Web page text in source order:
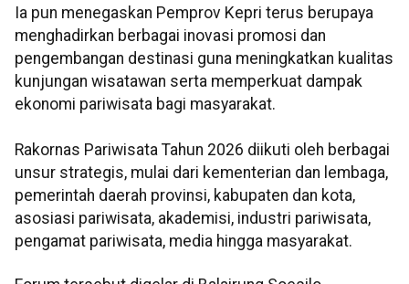
Ia pun menegaskan Pemprov Kepri terus berupaya
menghadirkan berbagai inovasi promosi dan
pengembangan destinasi guna meningkatkan kualitas
kunjungan wisatawan serta memperkuat dampak
ekonomi pariwisata bagi masyarakat.
Rakornas Pariwisata Tahun 2026 diikuti oleh berbagai
unsur strategis, mulai dari kementerian dan lembaga,
pemerintah daerah provinsi, kabupaten dan kota,
asosiasi pariwisata, akademisi, industri pariwisata,
pengamat pariwisata, media hingga masyarakat.